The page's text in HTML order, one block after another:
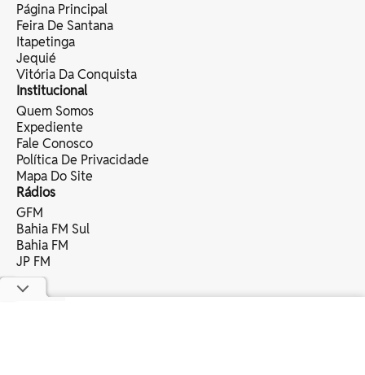
Página Principal
Feira De Santana
Itapetinga
Jequié
Vitória Da Conquista
Institucional
Quem Somos
Expediente
Fale Conosco
Política De Privacidade
Mapa Do Site
Rádios
GFM
Bahia FM Sul
Bahia FM
JP FM